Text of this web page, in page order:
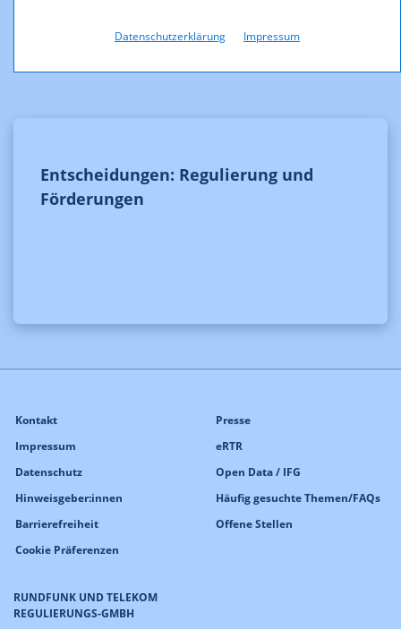
Datenschutzerklärung Impressum
Weitere Informationen
Entscheidungen: Regulierung und
Förderungen
RUNDFUNK UND TELEKOM
REGULIERUNGS-GMBH
Kontakt
Impressum
Datenschutz
Hinweisgeber:innen
Barrierefreiheit
Cookie Präferenzen
Presse
eRTR
Open Data / IFG
Häufig gesuchte Themen/FAQs
Offene Stellen